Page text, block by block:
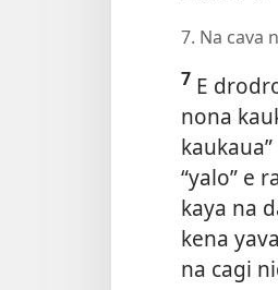
7. Na cava
7 E
nona
“yalo” e
kaya na
kena
na cagi